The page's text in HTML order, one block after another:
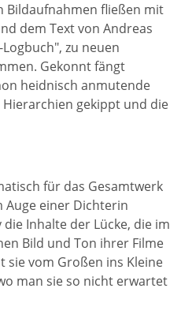
Bildaufnahmen fließen mit
dem Text von Andreas
zu neuen
Gekonnt fängt
heidnisch anmutende
gekippt und die
für das Gesamtwerk
Auge einer Dichterin
Inhalte der Lücke, die im
Bild und Ton ihrer Filme
sie vom Großen ins Kleine
man sie so nicht erwartet